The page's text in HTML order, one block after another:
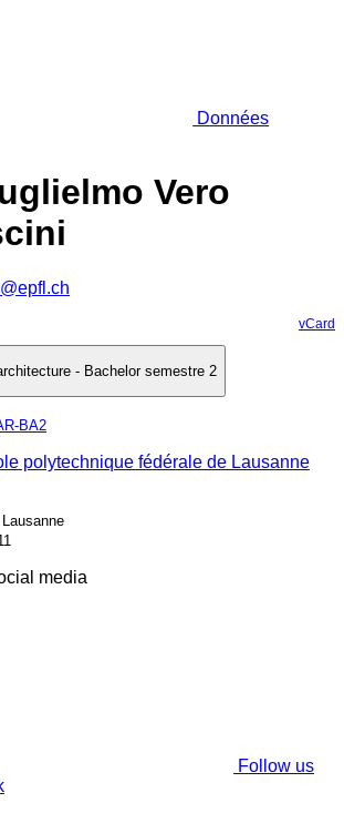
Données
Vero
vCard
- Bachelor semestre 2
BA2
media
Follow us